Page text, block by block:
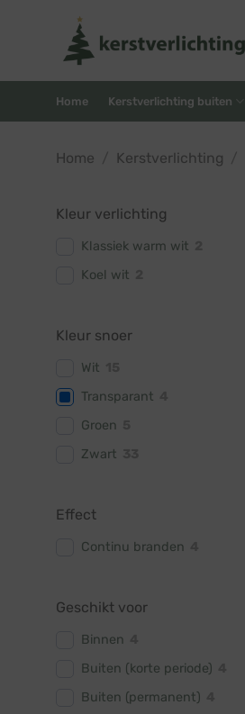
Home Kerstverlichting buiten
Home Kerstverlichting
Kleur verlichting
Klassiek warm wit
Koel wit
Kleur snoer
Wit
Transparant
Groen
Zwart
Effect
Continu branden
Geschikt voor
Binnen
Buiten (korte periode)
Buiten (permanent)